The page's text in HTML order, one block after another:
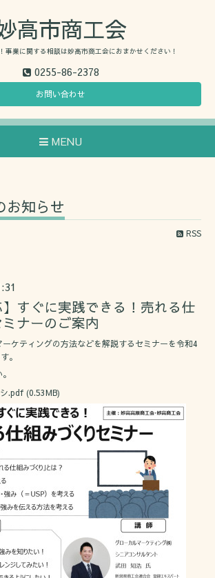
高市商工会
事業に関する相談は妙高市商工会におまかせください！
0255-86-2378
お問い合わせ
MENU
お知らせ
RSS
】すぐに実践できる！売れる仕
ナーのご案内
ケティングの方法などを解説するセミナーを令和4
。
.pdf (0.53MB)